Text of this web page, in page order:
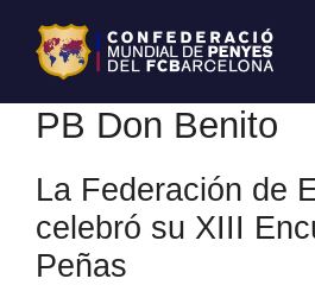
PB Don Benito
La Federación de
celebró su XIII
Peñas